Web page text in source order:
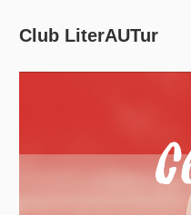
Club LiterAUTur